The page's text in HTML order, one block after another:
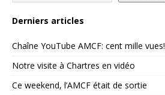
Derniers articles
Chaîne YouTube AMCF: cent mille vues!
Notre visite à Chartres en vidéo
Ce weekend, l’AMCF était de sortie